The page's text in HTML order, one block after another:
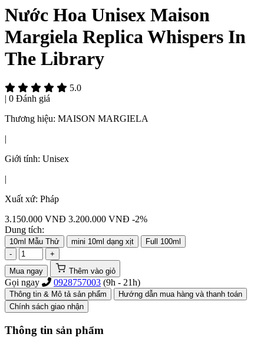
Nước Hoa Unisex Maison
Margiela Replica Whispers In
The Library
5.0
| 0 Đánh giá
Thương hiệu: MAISON MARGIELA
|
Giới tính: Unisex
|
Xuất xứ: Pháp
3.150.000 VNĐ 3.200.000 VNĐ -2%
Dung tích:
10ml Mẫu Thử mini 10ml dạng xịt
Full 100ml
-
+
Mua ngay
Thêm vào giỏ
Gọi ngay 0928757003 (9h - 21h)
Thông tin & Mô tả sản phẩm
Hướng dẫn mua hàng và thanh toán
Chính sách giao nhận
Thông tin sản phẩm